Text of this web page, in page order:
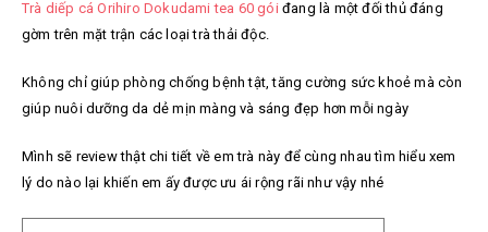
Trà diếp cá Orihiro Dokudami tea 60 góiđang là một đối thủ đáng
gờm trên mặt trận các loại trà thải độc.
Không chỉ giúp phòng chống bệnh tật, tăng cường sức khoẻ mà còn
giúp nuôi dưỡng da dẻ mịn màng và sáng đẹp hơn mỗi ngày
Mình sẽ review thật chi tiết về em trà này để cùng nhau tìm hiểu xem
lý do nào lại khiến em ấy được ưu ái rộng rãi như vậy nhé